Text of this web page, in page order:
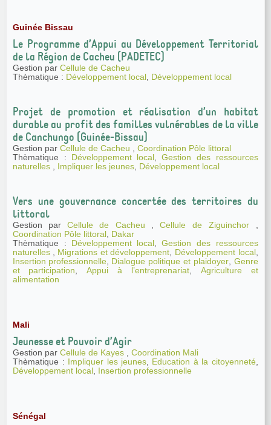
Guinée Bissau
Le Programme d’Appui au Développement Territorial
de la Région de Cacheu (PADETEC)
Gestion par Cellule de Cacheu
Thèmatique : Développement local Développement local
Projet de promotion et réalisation d’un habitat
durable au profit des familles vulnérables de la ville
de Canchungo (Guinée-Bissau)
Gestion par Cellule de Cacheu
Coordination Pôle littoral
Thèmatique : Développement local
Gestion des ressources
naturelles
Impliquer les jeunes Développement local
Vers une gouvernance concertée des territoires du
littoral
Gestion par Cellule de Cacheu Cellule de Ziguinchor
Coordination Pôle littoral Dakar
Thèmatique : Développement local
Gestion des ressources
naturelles
Migrations et développement Développement local
Insertion professionnelle Dialogue politique et plaidoyer Genre
et participation
Appui à l’entreprenariat
Agriculture et
alimentation
Mali
Jeunesse et Pouvoir d’Agir
Gestion par Cellule de Kayes
Coordination Mali
Thèmatique : Impliquer les jeunes Education à la citoyenneté
Développement local Insertion professionnelle
Sénégal